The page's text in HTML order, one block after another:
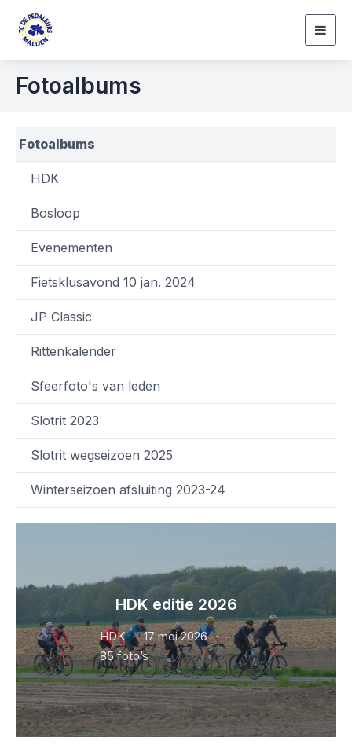
Fotoalbums
Fotoalbums
HDK
Bosloop
Evenementen
Fietsklusavond 10 jan. 2024
JP Classic
Rittenkalender
Sfeerfoto's van leden
Slotrit 2023
Slotrit wegseizoen 2025
Winterseizoen afsluiting 2023-24
HDK editie 2026
HDK
17 mei 2026
85 foto’s